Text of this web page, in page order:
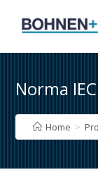
Norma
Home >